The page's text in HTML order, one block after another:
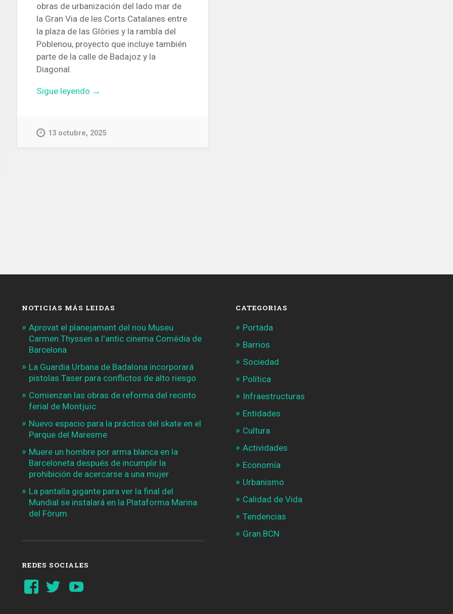
obras de urbanización del lado mar de
la Gran Via de les Corts Catalanes entre
la plaza de las Glòries y la rambla del
Poblenou, proyecto que incluye también
parte de la calle de Badajoz y la
Diagonal.
Sigue leyendo «Comienzan
de
→
13 octubre, 2025
NOTICIAS MÁS LEIDAS
Aprovat el planejament del nou Museu
Carmen Thyssen a l'antic cinema Comèdia de
Barcelona
La Guardia Urbana de Badalona incorporará
pistolas Taser para conflictos de alto riesgo
Comienzan las obras de reforma del recinto
ferial de Montjuïc
Nuevo espacio para la práctica del skate en el
Parque del Maresme
Muere un hombre por arma blanca en la
Barceloneta después de incumplir la
prohibición de acercarse a una mujer
La pantalla gigante para ver la final del
Mundial se instalará en la Plataforma Marina
del Fòrum
REDES SOCIALES
Ver
perfil
Ver
perfil
CATEGORIAS
Portada
Barrios
Sociedad
Política
Infraestructuras
Entidades
Cultura
Actividades
Economía
Urbanismo
Calidad de Vida
Tendencias
Gran BCN